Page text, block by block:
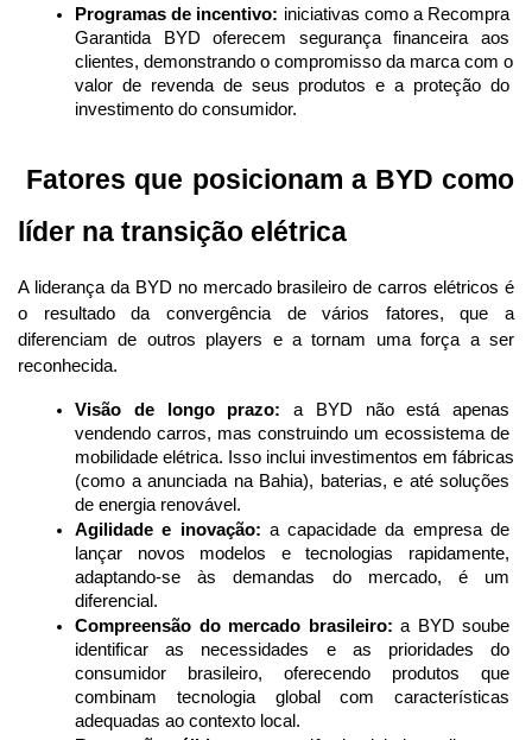
Programas de incentivo: iniciativas como a Recompra
Garantida BYD oferecem segurança financeira aos
clientes, demonstrando o compromisso da marca com o
valor de revenda de seus produtos e a proteção do
investimento do consumidor.
Fatores que posicionam a BYD como
líder na transição elétrica
A liderança da BYD no mercado brasileiro de carros elétricos é
o resultado da convergência de vários fatores, que a
diferenciam de outros players e a tornam uma força a ser
reconhecida.
Visão de longo prazo: a BYD não está apenas
vendendo carros, mas construindo um ecossistema de
mobilidade elétrica. Isso inclui investimentos em fábricas
(como a anunciada na Bahia), baterias, e até soluções
de energia renovável.
Agilidade e inovação: a capacidade da empresa de
lançar novos modelos e tecnologias rapidamente,
adaptando-se às demandas do mercado, é um
diferencial.
Compreensão do mercado brasileiro: a BYD soube
identificar as necessidades e as prioridades do
consumidor brasileiro, oferecendo produtos que
combinam tecnologia global com características
adequadas ao contexto local.